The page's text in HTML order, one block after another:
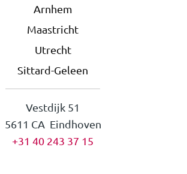
Arnhem
Maastricht
Utrecht
Sittard-Geleen
Vestdijk 51
5611 CA Eindhoven
+31 40 243 37 15